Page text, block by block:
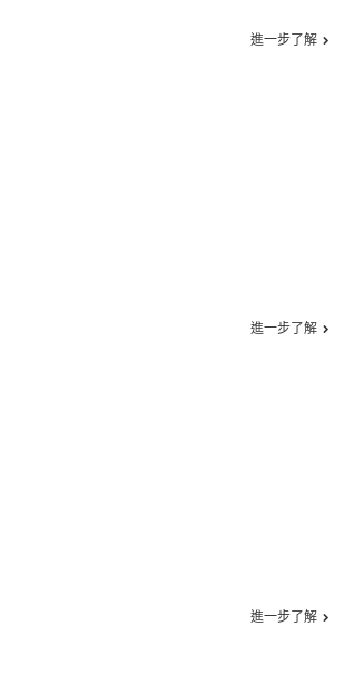
進一步了解
進一步了解
進一步了解